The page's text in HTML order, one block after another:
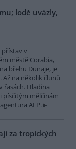
lodě uvázly,
přístav v
městě Corabia,
břehu Dunaje, je
Až na několik člunů
řasách. Hladina
písčitým mělčinám
AFP.
za tropických